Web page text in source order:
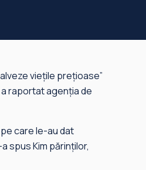
vieţile preţioase”
raportat agenţia de
care le-au dat
spus Kim părinţilor,